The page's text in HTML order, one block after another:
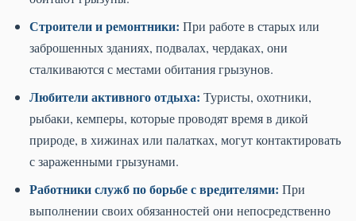
Строители и ремонтники: При работе в старых или
заброшенных зданиях, подвалах, чердаках, они
сталкиваются с местами обитания грызунов.
Любители активного отдыха: Туристы, охотники,
рыбаки, кемперы, которые проводят время в дикой
природе, в хижинах или палатках, могут контактировать
с зараженными грызунами.
Работники служб по борьбе с вредителями: При
выполнении своих обязанностей они непосредственно